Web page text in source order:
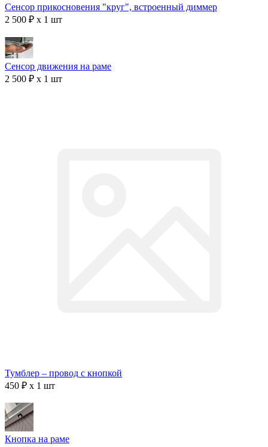
Сенсор прикосновения "круг", встроенный диммер
2 500 ₽ x 1 шт
Сенсор движения на раме
2 500 ₽ x 1 шт
Тумблер – провод с кнопкой
450 ₽ x 1 шт
Кнопка на раме